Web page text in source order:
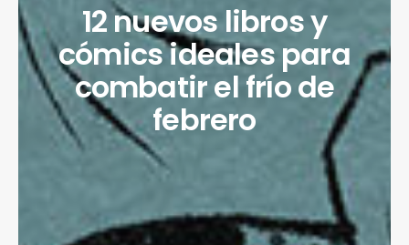
12 nuevos libros y
cómics ideales para
combatir el frío de
febrero